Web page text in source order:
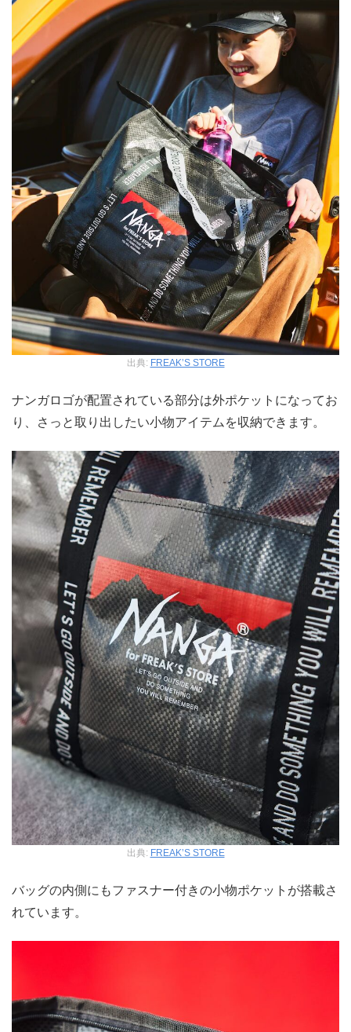
出典: FREAK’S STORE
ナンガロゴが配置されている部分は外ポケットになってお
り、さっと取り出したい小物アイテムを収納できます。
出典: FREAK’S STORE
バッグの内側にもファスナー付きの小物ポケットが搭載さ
れています。